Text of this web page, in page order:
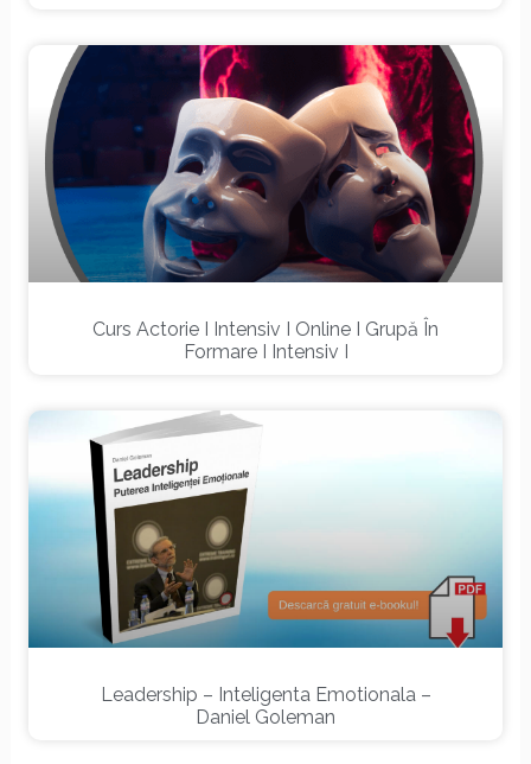
Curs Actorie I Intensiv I Online I Grupă În
Formare I Intensiv I
Leadership – Inteligenta Emotionala –
Daniel Goleman